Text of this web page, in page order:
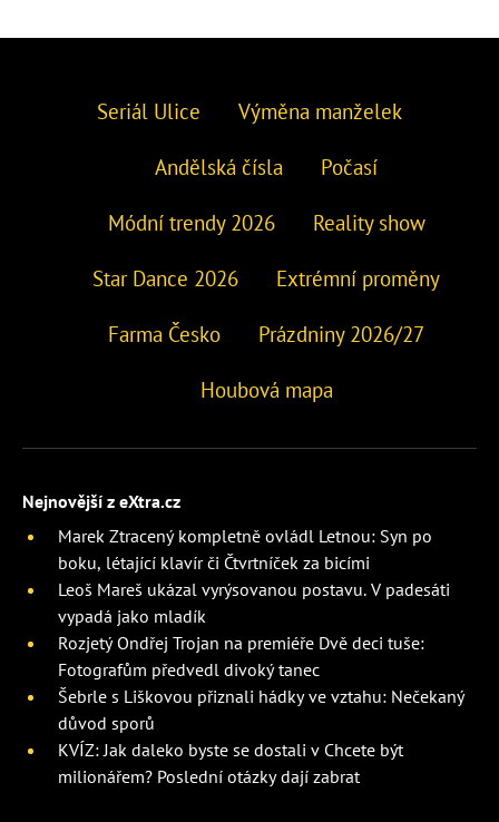
Seriál Ulice Výměna manželek
Andělská čísla Počasí
Módní trendy 2026 Reality show
Star Dance 2026 Extrémní proměny
Farma Česko Prázdniny 2026/27
Houbová mapa
Nejnovější z eXtra.cz
Marek Ztracený kompletně ovládl Letnou: Syn po
boku, létající klavír či Čtvrtníček za bicími
Leoš Mareš ukázal vyrýsovanou postavu. V padesáti
vypadá jako mladík
Rozjetý Ondřej Trojan na premiéře Dvě deci tuše:
Fotografům předvedl divoký tanec
Šebrle s Liškovou přiznali hádky ve vztahu: Nečekaný
důvod sporů
KVÍZ: Jak daleko byste se dostali v Chcete být
milionářem? Poslední otázky dají zabrat